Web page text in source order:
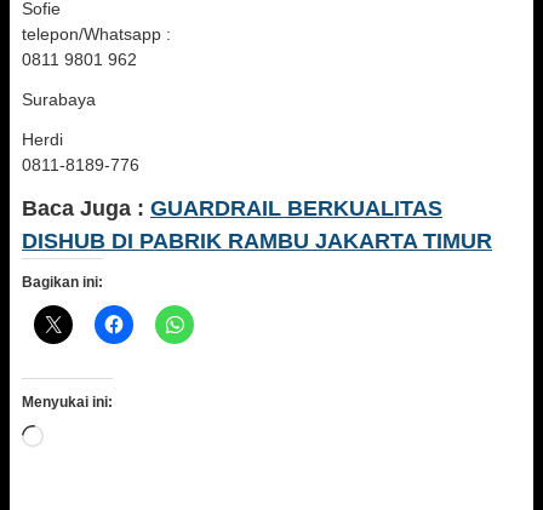
Sofie
telepon/Whatsapp :
0811 9801 962
Surabaya
Herdi
0811-8189-776
Baca Juga : GUARDRAIL BERKUALITAS
DISHUB DI PABRIK RAMBU JAKARTA TIMUR
Bagikan ini:
Menyukai ini:
Memuat...